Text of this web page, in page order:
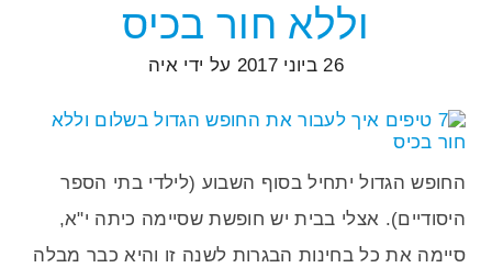
וללא חור בכיס
26 ביוני 2017 על ידי איה
החופש הגדול יתחיל בסוף השבוע (לילדי בתי הספר
היסודיים). אצלי בבית יש חופשת שסיימה כיתה י"א,
סיימה את כל בחינות הבגרות לשנה זו והיא כבר מבלה